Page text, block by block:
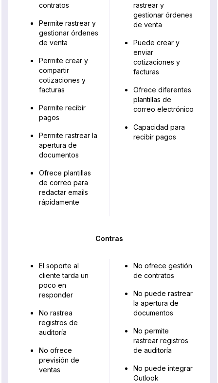
contratos
Permite rastrear y
gestionar órdenes
de venta
Permite crear y
compartir
cotizaciones y
facturas
Permite recibir
pagos
Permite rastrear la
apertura de
documentos
Ofrece plantillas
de correo para
redactar emails
rápidamente
rastrear y
gestionar órdenes
de venta
Puede crear y
enviar
cotizaciones y
facturas
Ofrece diferentes
plantillas de
correo electrónico
Capacidad para
recibir pagos
Contras
El soporte al
cliente tarda un
poco en
responder
No rastrea
registros de
auditoría
No ofrece
previsión de
ventas
No ofrece gestión
de contratos
No puede rastrear
la apertura de
documentos
No permite
rastrear registros
de auditoría
No puede integrar
Outlook